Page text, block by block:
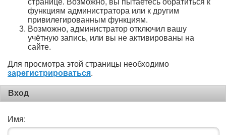
функциям администратора или к другим
привилегированным функциям.
Возможно, администратор отключил вашу
учётную запись, или вы не активированы на
сайте.
Для просмотра этой страницы необходимо
зарегистрироваться.
Вход
Имя: